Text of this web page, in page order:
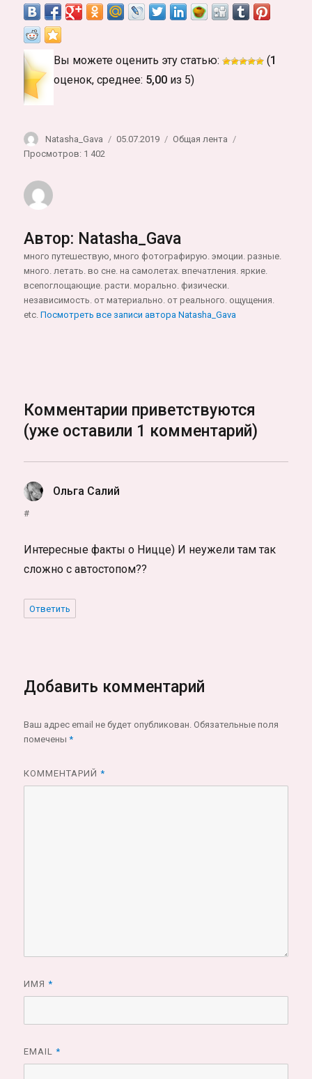
Вы можете оценить эту статью: (1
оценок, среднее: 5,00 из 5)
Автор
Natasha_Gava Опубликовано
05.07.2019 Рубрики
Общая лента
Просмотров: 1 402
Автор: Natasha_Gava
много путешествую, много фотографирую. эмоции. разные.
много. летать. во сне. на самолетах. впечатления. яркие.
всепоглощающие. расти. морально. физически.
независимость. от материально. от реального. ощущения.
etc.Посмотреть все записи автора Natasha_Gava
Комментарии приветствуются
(уже оставили 1 комментарий)
Ольга Салий
#
Интересные факты о Ницце) И неужели там так
сложно с автостопом??
Ответить
Добавить комментарий
Ваш адрес email не будет опубликован. Обязательные поля
помечены*
КОММЕНТАРИЙ*
ИМЯ*
EMAIL*